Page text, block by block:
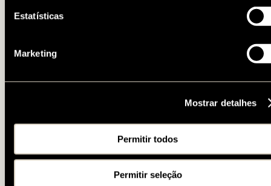
Estatísticas
Marketing
Mostrar detalhes
Permitir todos
Permitir seleção